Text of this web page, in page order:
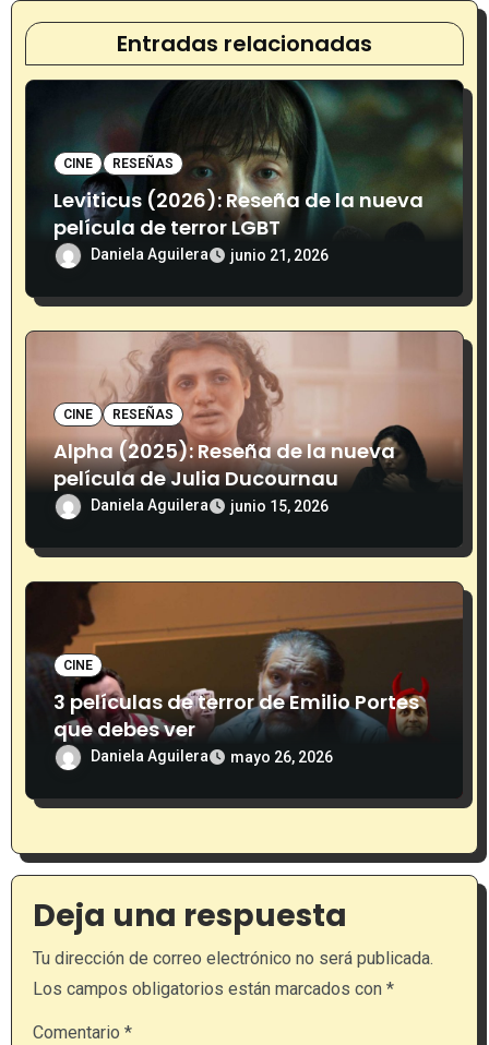
d
e
n
a
d
Entradas relacionadas
CINE RESEÑAS
Leviticus (2026): Reseña de la nueva
película de terror LGBT
Daniela Aguilera junio 21, 2026
CINE RESEÑAS
Alpha (2025): Reseña de la nueva
película de Julia Ducournau
Daniela Aguilera junio 15, 2026
CINE
3 películas de terror de Emilio Portes
que debes ver
Daniela Aguilera mayo 26, 2026
Deja una respuesta
Tu dirección de correo electrónico no será publicada.
Los campos obligatorios están marcados con *
Comentario *